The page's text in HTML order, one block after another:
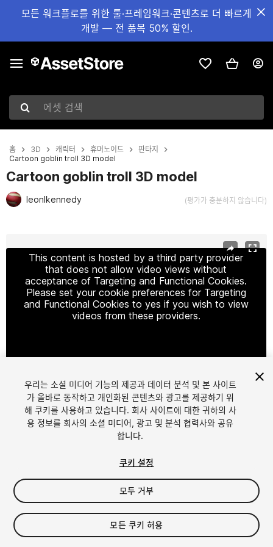
모든 워크플로를 위한 툴·프레임워크·콘텐츠로 더 빠르게
개발 — 전 품목 50% 할인.
에셋 검색
홈 3D 캐릭터 휴머노이드
판타지
Cartoon goblin troll 3D model
Cartoon goblin troll 3D model
leonlkennedy (평가가 충분하지 않습니다)
This content is hosted by a third party provider
that does not allow video views without
acceptance of Targeting and Functional Cookies.
Please set your cookie preferences for Targeting
and Functional Cookies to yes if you wish to view
videos from these providers.
1/2
$50
세금/부가세는 결제 시 반영됩니다.
우리는 소셜 미디어 기능의 제공과 데이터 분석 및 본 사이트
가 올바로 동작하고 개인화된 콘텐츠와 광고를 제공하기 위
해 쿠키를 사용하고 있습니다. 회사 사이트에 대한 귀하의 사
용 정보를 회사의 소셜 미디어, 광고 및 분석 협력사와 공유
합니다.
쿠키 설정
모두 거부
모든 쿠키 허용